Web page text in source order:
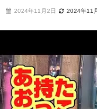
2024年11月2日 2024年11